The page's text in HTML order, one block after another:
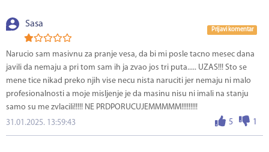
Sasa
Prijavi komentar
Narucio sam masivnu za pranje vesa, da bi mi posle tacno mesec dana
javili da nemaju a pri tom sam ih ja zvao jos tri puta..... UZAS!!! Sto se
mene tice nikad preko njih vise necu nista naruciti jer nemaju ni malo
profesionalnosti a moje misljenje je da masinu nisu ni imali na stanju
samo su me zvlacili!!!!! NE PRDPORUCUJEMMMMM!!!!!!!!!
5
1
31.01.2025. 13:59:43